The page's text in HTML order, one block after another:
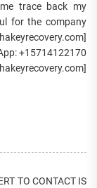
trace back my
for the company
+15714122170
TO CONTACT IS